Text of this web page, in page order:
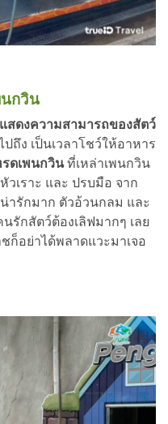
นกวิน
สดงความสามารถของสัตว์
ปถึง เป็นเวลาโชว์ให้อาหาร
รดเพนกวินที่เหล่าเพนกวิน
วเราะ และ ปรบมือ จาก
ารักมาก ตัวอ้วนกลม และ
รักสัตว์ต้องเลิฟมากๆ เลย
ก็อย่าได้พลาดแวะมาเจอ